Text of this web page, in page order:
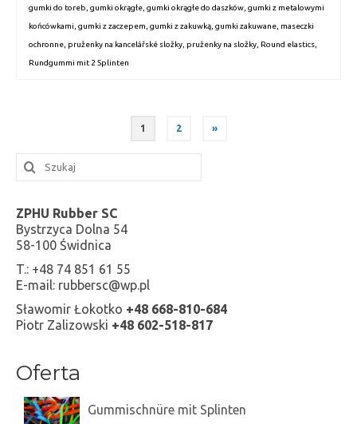
gumki do toreb gumki okrągłe gumki okrągłe do daszków gumki z metalowymi
końcówkami gumki z zaczepem gumki z zakuwką gumki zakuwane maseczki
ochronne pruženky na kancelářské složky pruženky na složky Round elastics
Rundgummi mit 2 Splinten
1 2 »
ZPHU Rubber SC
Bystrzyca Dolna 54
58-100 Świdnica
T.: +48 74 851 61 55
E-mail: rubbersc@wp.pl
Sławomir Łokotko +48 668-810-684
Piotr Zalizowski +48 602-518-817
Oferta
Gummischnüre mit Splinten